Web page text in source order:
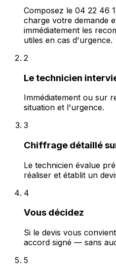
Composez le 04 22 46
charge votre demande
immédiatement les
utiles en cas d'urgence.
2
Le technicien
Immédiatement ou sur
situation et l'urgence.
3
Chiffrage détaillé
Le technicien évalue
réaliser et établit un
4
Vous décidez
Si le devis vous
accord signé — sans
5